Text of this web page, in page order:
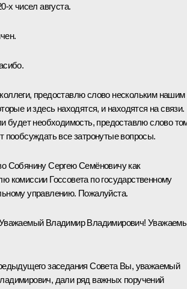
х чисел августа.
предоставлю слово нескольким нашим
и здесь находятся, и находятся на связи.
будет необходимость, предоставлю слово
пообсуждать все затронутые вопросы.
Собянину Сергею Семёновичу как
комиссии Госсовета по государственному
управлению. Пожалуйста.
Владимир Владимирович!
заседания Совета Вы, уважаемый
дали ряд важных поручений